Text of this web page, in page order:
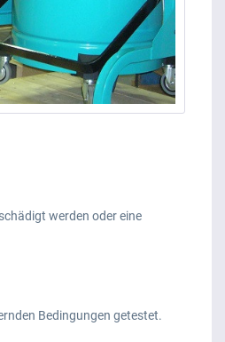
werden oder eine
Bedingungen getestet.